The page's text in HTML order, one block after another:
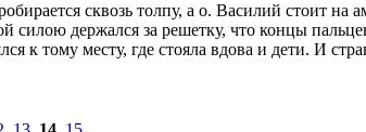
сквозь толпу, а о. Василий стоит
силою держался за решетку, что концы
к тому месту, где стояла вдова и дети. И